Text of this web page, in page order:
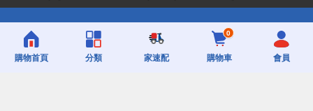
購物首頁 分類 家速配
0
購物車 會員